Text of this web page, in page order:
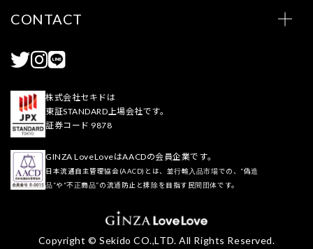
CONTACT
株式会社セキドは
東証STANDARD上場会社です。
証券コード 9878
GINZA LoveLoveはAACDの会員企業です。
日本流通自主管理協会(AACD)とは、並行輸入品市場での、“偽造
品”や“不正商品”の流通防止と排除を目指す民間団体です。
Copyright © Sekido CO.,LTD. All Rights Reserved.